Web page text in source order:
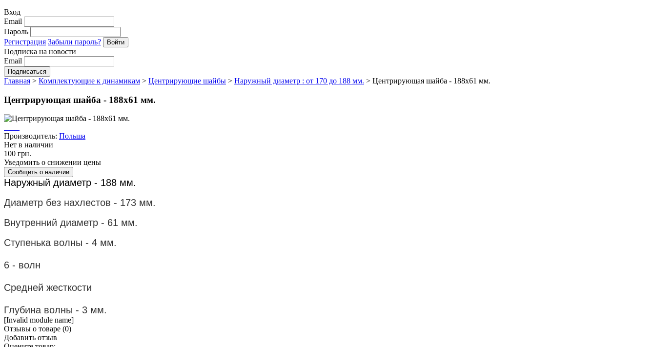
Вход
Email
Пароль
Регистрация Забыли пароль?
Подписка на новости
Email
Главная > Комплектующие к динамикам > Центрирующие шайбы > Наружный диаметр : от 170 до 188 мм. > Центрирующая шайба - 188х61 мм.
Центрирующая шайба - 188х61 мм.
Производитель: Польша
Нет в наличии
100 грн.
Уведомить о снижении цены
Наружный диаметр - 188 мм.
Диаметр без нахлестов - 173 мм.
Внутренний диаметр - 61 мм.
Ступенька волны - 4 мм.
6 - волн
Средней жесткости
Глубина волны - 3 мм.
[Invalid module name]
Отзывы о товаре (0)
Добавить отзыв